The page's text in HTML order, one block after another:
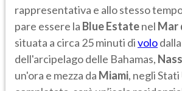
rappresentativa e allo stesso
pare essere la Blue Estatenel Mar
situata a circa 25 minuti divolo
dell'arcipelago delle Bahamas,
un'ora e mezza da Miami, negli